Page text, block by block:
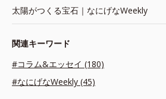
太陽がつくる宝石｜なにげなWeekly
関連キーワード
#コラム&エッセイ (180)
#なにげなWeekly (45)